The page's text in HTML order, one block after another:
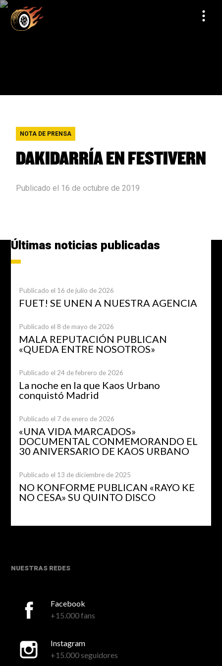
NOTA DE PRENSA
DAKIDARRÍA EN FESTIVERN
Publicado el 16 de octubre de 2019
Últimas noticias publicadas
Publicado el 16 de julio de 2026
FUET! SE UNEN A NUESTRA AGENCIA
Publicado el 8 de mayo de 2026
MALA REPUTACIÓN PUBLICAN
«QUEDA ENTRE NOSOTROS»
Publicado el 24 de febrero de 2026
La noche en la que Kaos Urbano
conquistó Madrid
Publicado el 7 de enero de 2026
«UNA VIDA MARCADOS»
DOCUMENTAL CONMEMORANDO EL
30 ANIVERSARIO DE KAOS URBANO
Publicado el 13 de diciembre de 2025
NO KONFORME PUBLICAN «RAYO KE
NO CESA» SU QUINTO DISCO
NUESTRAS REDES
Facebook
+15.000 fans
Instagram
+15.000 seguidores